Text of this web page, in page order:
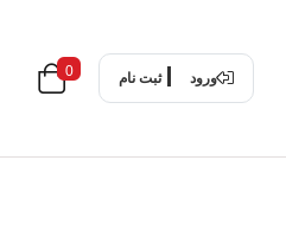
ورود ثبت نام 0